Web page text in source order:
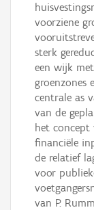
voorziene
sterk
een wijk
groenzones
centrale as
van de
het concept
financiële
de relatief
voor
van P.